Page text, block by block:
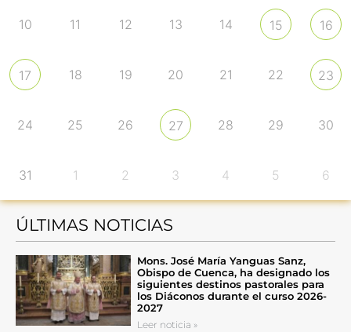
10 11 12 13 14 15 16
17 18 19 20 21 22 23
24 25 26 27 28 29 30
31 1 2 3 4 5 6
ÚLTIMAS NOTICIAS
Mons. José María Yanguas Sanz,
Obispo de Cuenca, ha designado los
siguientes destinos pastorales para
los Diáconos durante el curso 2026-
2027
Leer noticia »